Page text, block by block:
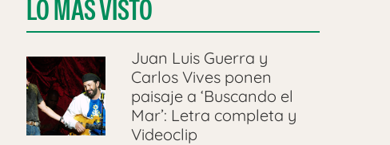
LO MÁS VISTO
Juan Luis Guerra y
Carlos Vives ponen
paisaje a ‘Buscando el
Mar’: Letra completa y
Videoclip